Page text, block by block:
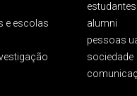
e escolas
alumni
pessoas
sociedade